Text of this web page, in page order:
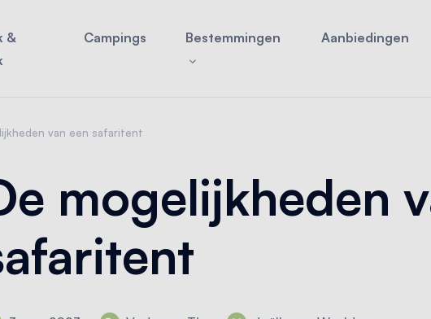
&
Campings Bestemmingen Aanbiedingen
van een safaritent
mogelijkheden